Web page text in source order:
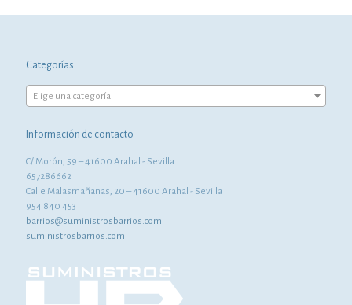
Categorías
Elige una categoría
Información de contacto
C/ Morón, 59 – 41600 Arahal - Sevilla
657286662
Calle Malasmañanas, 20 – 41600 Arahal - Sevilla
954 840 453
barrios@suministrosbarrios.com
suministrosbarrios.com